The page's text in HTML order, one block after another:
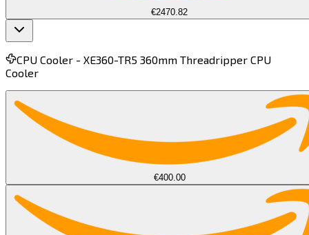
€2470.82
CPU Cooler - XE360-TR5 360mm Threadripper CPU
Cooler​​​​‌ ‍ ​‍​‍‌‍ ‌ ​‍‌‍‍‌‌‍‌ ‌‍‍‌‌‍ ‍​‍​‍​ ‍‍​‍​‍‌ ​ ‌‍​‌‌‍ ‍‌‍‍‌‌ ‌​‌ ‍‌​‍ ‍‌‍‍‌‌‍ ​‍​‍​‍ ​​‍​‍‌‍‍​‌ ​‍‌‍‌‌‌‍‌‍​‍​‍​ ‍‍​‍​‍​‍ ‌‍​‌‌‍‌​‌‍ ‌‌‍‍‌‌‍ ‍​‍ ‌‍‍‌‌‍ ‍‌ ‌​‌‍‌‌‌‍ ‍‌ ‌​​‍ ‌‍‌‌‌‍‌​‌‍‍‌‌ ‌​​‍ ‌‍ ‌‌‍ ‌‍‌​‌‍‌‌​ ‌‌ ​​‌ ​‍‌‍‌‌‌ ​ ‌‍‌‌‌‍ ‍‌ ‌​‌‍​‌‌ ‌​‌‍‍‌‌‍ ‌‍ ‍​ ‍ ‌‍‍‌‌‍‌​​ ‌‌‍‌​​ ​ ​ ‌ ​ ​ ​ ​ ​ ‌ ​ ‌‌​ ‍​​‍ ‌‌‍‌‍​ ‌‌‌‍​‌​ ‍​​‍ ‌​ ‌​​ ​‌‌‍​‌​ ‌​​‍ ‌‌‍​‌​ ‌‍​ ‍​​ ‌‌​‍ ‌​ ‌​‌‍‌‌‌‍‌‌​ ​‌‌‍‌​‌‍​ ‌‍‌‌‌‍‌‍‌‍​ ‌‍‌​​ ​‌​ ‌​​ ‍ ‌ ‌​‌ ‍‌‌ ​​‌‍‌‌​ ‌‌‍​ ‌ ​​‌ ‌‌‌‍​ ‌‍ ‌‍ ‌‍ ​‌‍‌‌‌ ​‍​ ‍ ‌ ​​‌‍​‌‌ ‌​‌‍‍​​ ‌‌‍ ‍‌‍​‌‌‍ ‌‌‍‌‌​ ‌‍​‍‌‍​‌‌ ​ ‌‍‌‌‌‌‌‌‌ ​‍‌‍ ​​ ‌​‍‌‌​ ​‍‌​‌‍‌‍​‌‌‍‌​‌‍ ‌‌‍‍‌‌‍ ‍​‍‌‍‌‍‍‌‌‍‌​​ ‌‌‍‌​​ ​ ​ ‌ ​ ​ ​ ​ ​ ‌ ​ ‌‌​ ‍​​‍ ‌‌‍‌‍​ ‌‌‌‍​‌​ ‍​​‍ ‌​ ‌​​ ​‌‌‍​‌​ ‌​​‍ ‌‌‍​‌​ ‌‍​ ‍​​ ‌‌​‍ ‌​ ‌​‌‍‌‌‌‍‌‌​ ​‌‌‍‌​‌‍​ ‌‍‌‌‌‍‌‍‌‍​ ‌‍‌​​ ​‌​ ‌​​‍‌‍‌ ‌​‌ ‍‌‌ ​​‌‍‌‌​ ‌‌‍​ ‌ ​​‌ ‌‌‌‍​ ‌‍ ‌‍ ‌‍ ​‌‍‌‌‌ ​‍​‍‌‍‌ ​​‌‍​‌‌ ‌​‌‍‍​​ ‌‌‍ ‍‌‍​‌‌‍ ‌‌‍‌‌​‍‌‍‌ ​​‌‍‌‌‌ ​‍‌ ​ ‌ ​​‌‍‌‌‌‍​ ‌ ‌​‌‍‍‌‌ ‌‍‌‍‌‌​ ‌‌ ​​‌ ‌‌‌‍​‍‌‍ ​‌‍‍‌‌ ​ ‌‍‍​‌‍‌‌‌‍‌​​‍​‍‌ ‌
€400.00